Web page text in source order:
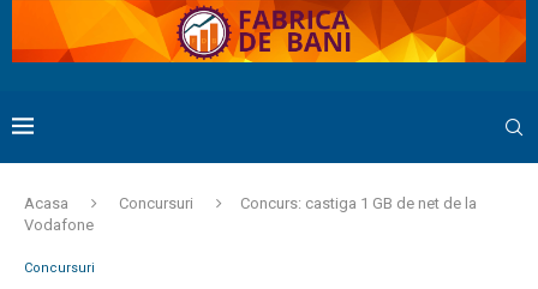
Acasa Concursuri
Concurs: castiga 1 GB de net de la
Vodafone
Concursuri